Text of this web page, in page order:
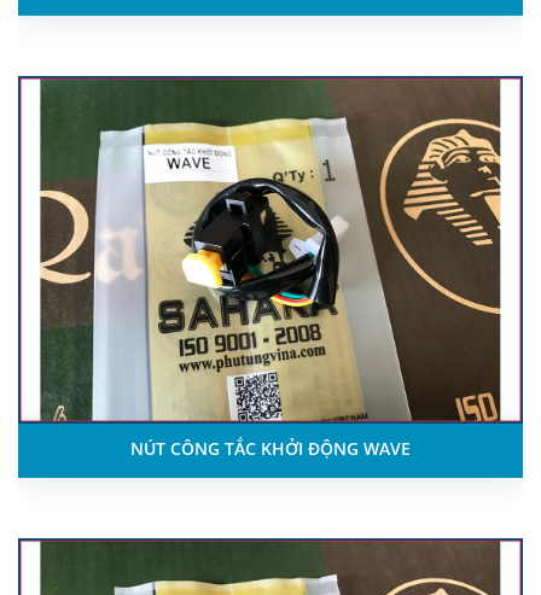
NÚT CÔNG TẮC KHỞI ĐỘNG WAVE